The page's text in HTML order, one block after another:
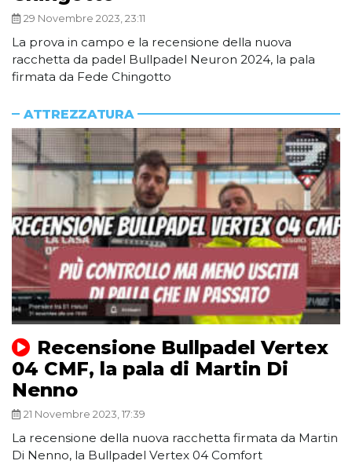
29 Novembre 2023, 23:11
La prova in campo e la recensione della nuova
racchetta da padel Bullpadel Neuron 2024, la pala
firmata da Fede Chingotto
ATTREZZATURA
Recensione Bullpadel Vertex
04 CMF, la pala di Martin Di
Nenno
21 Novembre 2023, 17:39
La recensione della nuova racchetta firmata da Martin
Di Nenno, la Bullpadel Vertex 04 Comfort